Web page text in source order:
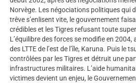
Norvège. Les négociations politiques qui
trêve s’enlisent vite, le gouvernement
crédibles et les Tigres refusant toute
L’équilibre des forces se modifie en
des LTTE de l’est de l’île, Karuna. Puis le
contrôlées par les Tigres et détruit une
infrastructures militaires. L’aide
victimes devient un enjeu, le